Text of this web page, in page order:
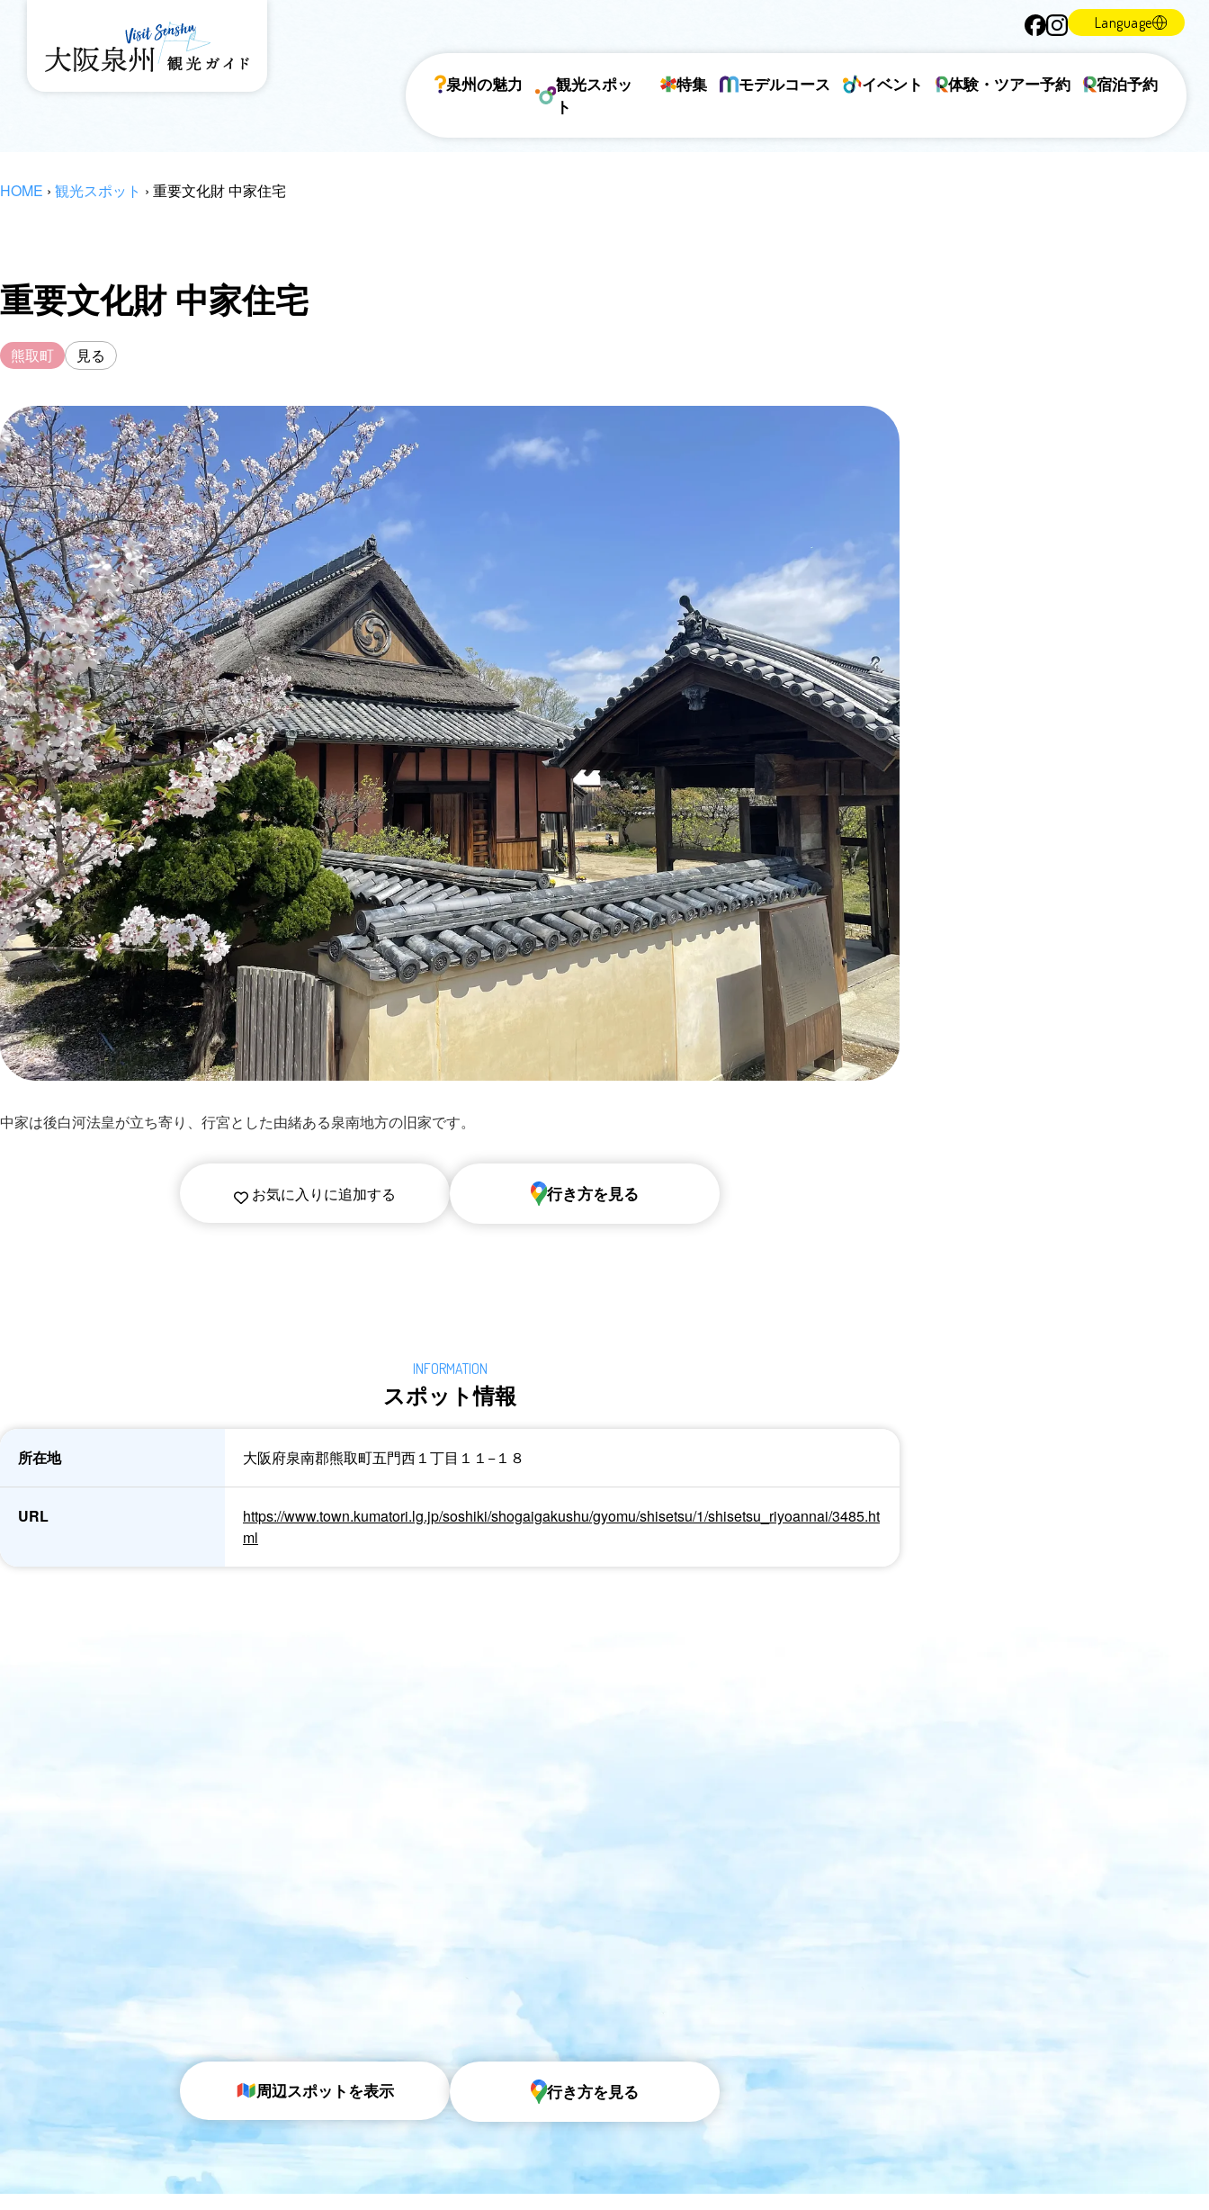
Language
泉州の魅力
観光スポッ
ト
特集 モデルコース イベント 体験・ツアー予約 宿泊予約
HOME › 観光スポット › 重要文化財 中家住宅
重要文化財 中家住宅
熊取町 見る
中家は後白河法皇が立ち寄り、行宮とした由緒ある泉南地方の旧家です。
お気に入りに追加する 行き方を見る
スポット情報
所在地 大阪府泉南郡熊取町五門西１丁目１１−１８
URL
https://www.town.kumatori.lg.jp/soshiki/shogaigakushu/gyomu/shisetsu/1/shisetsu_riyoannai/3485.ht
ml
周辺スポットを表示 行き方を見る